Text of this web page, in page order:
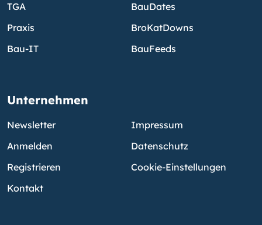
TGA
Praxis
Bau-IT
BauDates
BroKatDowns
BauFeeds
Unternehmen
Newsletter
Anmelden
Registrieren
Kontakt
Impressum
Datenschutz
Cookie-Einstellungen